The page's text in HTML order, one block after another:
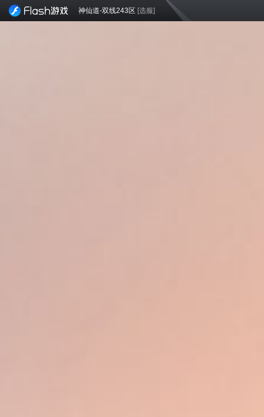
神仙道-双线243区 [选服]